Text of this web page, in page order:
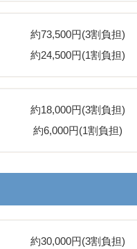
約73,500円(3割負担)
約24,500円(1割負担)
約18,000円(3割負担)
約6,000円(1割負担)
約30,000円(3割負担)